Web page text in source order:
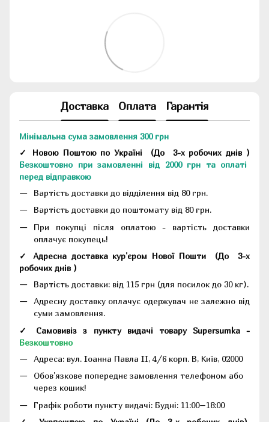
Доставка Оплата Гарантія
Мінімальна сума замовлення 300 грн
✓ Новою Поштою по Україні (До 3-х робочих днів )
Безкоштовно при замовленні від 2000 грн та оплаті
перед відправкою
Вартість доставки до відділення від 80 грн.
Вартість доставки до поштомату від 80 грн.
При покупці після оплатою - вартість доставки
оплачує покупець!
✓ Адресна доставка кур'єром Нової Пошти (До 3-х
робочих днів )
Вартість доставки: від 115 грн (для посилок до 30 кг).
Адресну доставку оплачує одержувач не залежно від
суми замовлення.
✓ Самовивіз з пункту видачі товару Supersumka -
Безкоштовно
Адреса: вул. Іоанна Павла II, 4/6 корп. В, Київ, 02000
Обов'язкове попереднє замовлення телефоном або
через кошик!
Графік роботи пункту видачі: Будні: 11:00–18:00